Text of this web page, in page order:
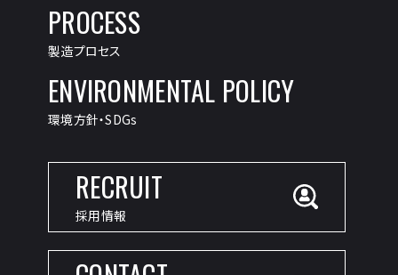
PROCESS
製造プロセス
ENVIRONMENTAL POLICY
環境方針・SDGs
RECRUIT
採用情報